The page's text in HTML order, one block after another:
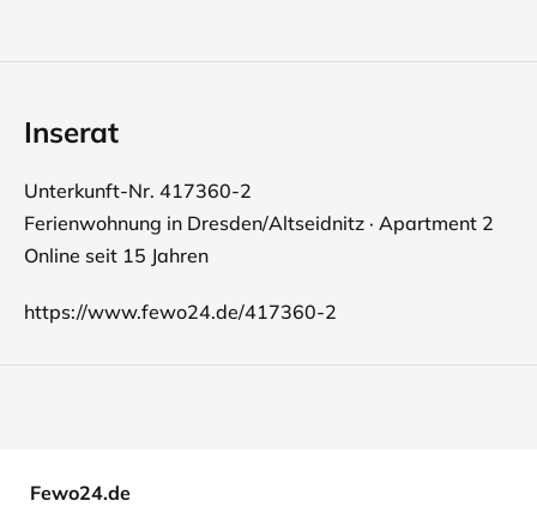
Inserat
Unterkunft-Nr. 417360-2
Ferienwohnung in Dresden/Altseidnitz · Apartment 2
Online seit 15 Jahren
https://www.fewo24.de/417360-2
Fewo24.de